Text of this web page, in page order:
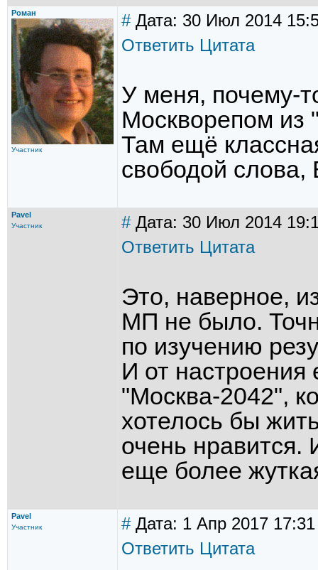
Роман
Участник
#Дата: 30 Июл 2014
Ответить Цитата
У меня, почему-
Москворепом из
Там ещё
свободой
Pavel
Участник #Дата: 30 Июл 2014
Ответить Цитата
Это, наверное,
МП не было.
по изучению
И от настроения
"Москва-2042",
хотелось бы
очень нравится.
еще более
Pavel
Участник #Дата: 1 Апр 2017
Ответить Цитата